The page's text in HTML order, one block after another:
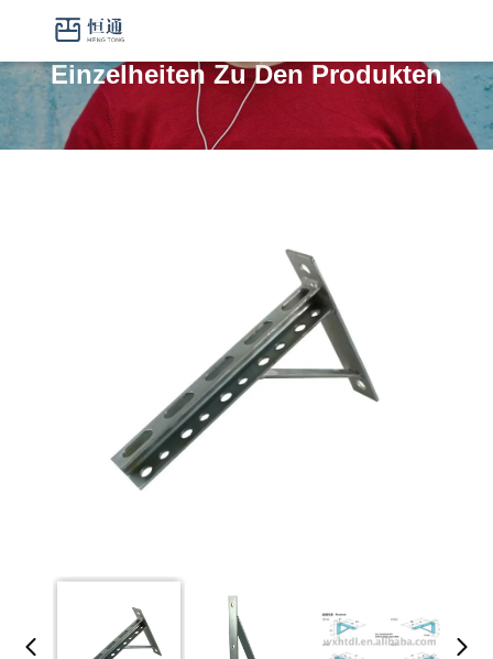
Einzelheiten Zu Den Produkten